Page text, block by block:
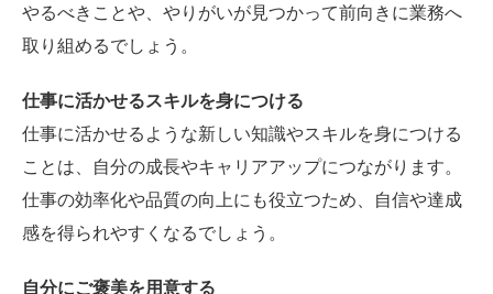
やるべきことや、やりがいが見つかって前向きに業務へ
取り組めるでしょう。
仕事に活かせるスキルを身につける
仕事に活かせるような新しい知識やスキルを身につける
ことは、自分の成長やキャリアアップにつながります。
仕事の効率化や品質の向上にも役立つため、自信や達成
感を得られやすくなるでしょう。
自分にご褒美を用意する